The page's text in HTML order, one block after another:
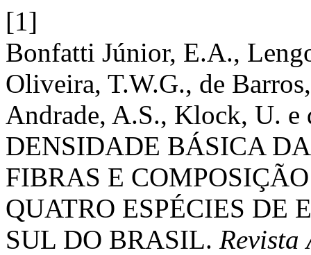
[1]
Bonfatti Júnior, E.A.,
Oliveira, T.W.G., de
Andrade, A.S., Klock, U.
DENSIDADE BÁSICA
FIBRAS E
QUATRO ESPÉCIES DE
SUL DO BRASIL. Revista